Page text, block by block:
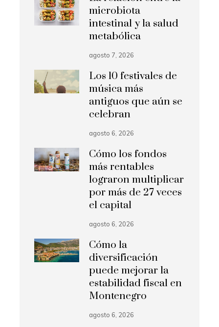
microbiota
intestinal y la salud
metabólica
agosto 7, 2026
Los 10 festivales de
música más
antiguos que aún se
celebran
agosto 6, 2026
Cómo los fondos
más rentables
lograron multiplicar
por más de 27 veces
el capital
agosto 6, 2026
Cómo la
diversificación
puede mejorar la
estabilidad fiscal en
Montenegro
agosto 6, 2026